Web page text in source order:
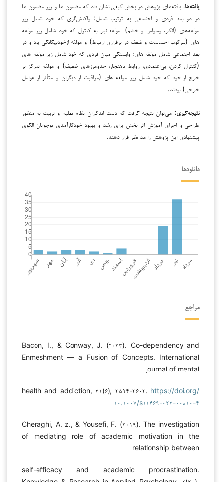
یافته‌ها: یافته‌های پژوهش در بخش کیفی نشان داد که مضمون ها و زیر مضمون ها
در دو بعد فردی و اجتماعی به ترتیب شامل: واکنش‌گری که خود شامل زیر
مولفه‌های (انکار، وسواس و خشم)، مولفه نیاز به کنترل که خود شامل زیر مولفه
های (سرکوب احساسات و ضعف در برقراری ارتباط) و مولفه ازخودبیگانگی بود و در
بعد اجتماعی شامل مولفه های؛ وابستگی میان فردی که خود شامل زیر مولفه های
(کنترل کردن، بی‌اعتمادی، روابط ناهنجار، حدومرزهای ضعیف) و مولفه تمرکز بر
خارج از خود که خود شامل زیر مولفه های (مراقبت از دیگران و متأثر از عوامل
خارجی) بودند.
نتیجه‌گیری: می‌توان نتیجه گرفت که دست اندکاران نظام تعلیم و تربیت به منظور
طراحی و اجرای آموزش اثر بخش برای رشد و بهبود خودکارآمدی نوجوانان الگوی
پیشنهادی این پژوهش را مد نظر قرار دهند.
دانلودها
مراجع
Bacon, I., & Conway, J. (۲۰۲۳). Co-dependency and
Enmeshment — a Fusion of Concepts. International
journal of mental
health and addiction, ۲۱(۶), ۳۵۹۴-۳۶۰۳. https://doi.org/
۱۰.۱۰۰۷/s۱۱۴۶۹-۰۲۲-۰۰۸۱۰-۴
Cheraghi, A. z., & Yousefi, F. (۲۰۱۹). The investigation
of mediating role of academic motivation in the
relationship between
self-efficacy and academic procrastination.